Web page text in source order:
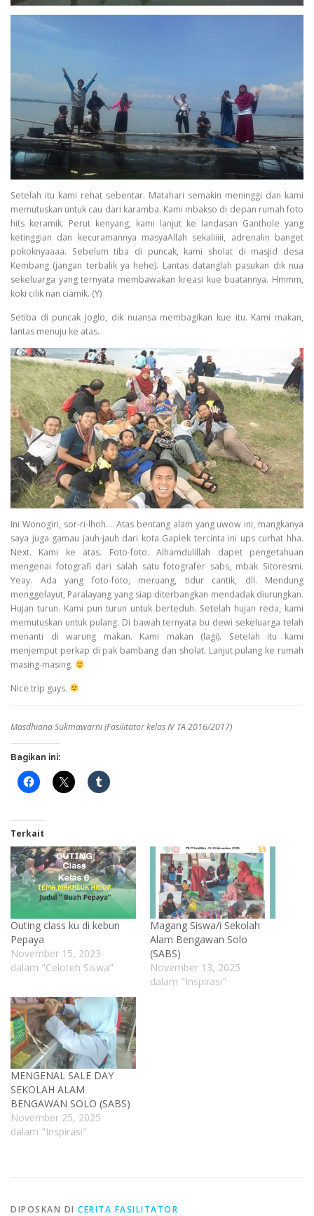
Setelah itu kami rehat sebentar. Matahari semakin meninggi dan kami
memutuskan untuk cau dari karamba. Kami mbakso di depan rumah foto
hits keramik. Perut kenyang, kami lanjut ke landasan Ganthole yang
ketinggian dan kecuramannya masyaAllah sekaliiiii, adrenalin banget
pokoknyaaaa. Sebelum tiba di puncak, kami sholat di masjid desa
Kembang (jangan terbalik ya hehe). Lantas datanglah pasukan dik nua
sekeluarga yang ternyata membawakan kreasi kue buatannya. Hmmm,
koki cilik nan ciamik. (Y)
Setiba di puncak Joglo, dik nuansa membagikan kue itu. Kami makan,
lantas menuju ke atas.
Ini Wonogiri, sor-ri-lhoh…. Atas bentang alam yang uwow ini, mangkanya
saya juga gamau jauh-jauh dari kota Gaplek tercinta ini ups curhat hha.
Next. Kami ke atas. Foto-foto. Alhamdulillah dapet pengetahuan
mengenai fotografi dari salah satu fotografer sabs, mbak Sitoresmi.
Yeay. Ada yang foto-foto, meruang, tidur cantik, dll. Mendung
menggelayut, Paralayang yang siap diterbangkan mendadak diurungkan.
Hujan turun. Kami pun turun untuk berteduh. Setelah hujan reda, kami
memutuskan untuk pulang. Di bawah ternyata bu dewi sekeluarga telah
menanti di warung makan. Kami makan (lagi). Setelah itu kami
menjemput perkap di pak bambang dan sholat. Lanjut pulang ke rumah
masing-masing.
Nice trip guys.
Masdhiana Sukmawarni(Fasilitator kelas IV TA 2016/2017)
Bagikan ini:
Terkait
Outing class ku di kebun
Pepaya
November 15, 2023
dalam "Celoteh Siswa"
Magang Siswa/i Sekolah
Alam Bengawan Solo
(SABS)
November 13, 2025
dalam "Inspirasi"
MENGENAL SALE DAY
SEKOLAH ALAM
BENGAWAN SOLO (SABS)
November 25, 2025
dalam "Inspirasi"
DIPOSKAN DI CERITA FASILITATOR